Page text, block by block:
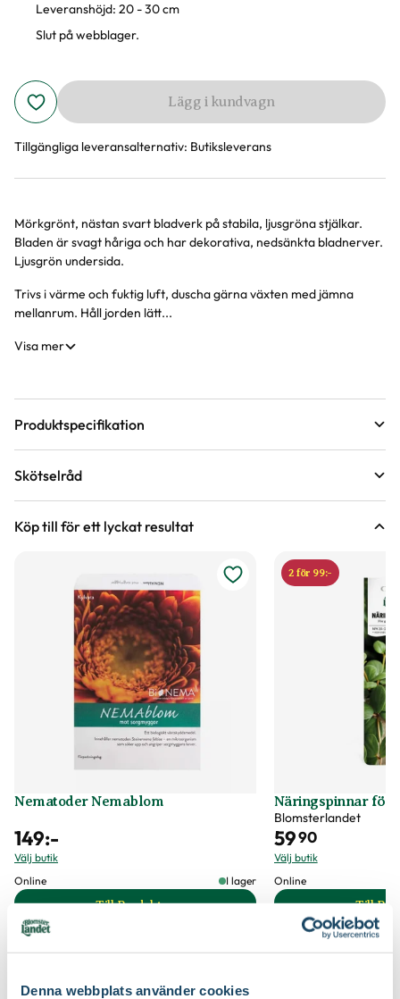
Denna webbplats använder cookies
Leveranshöjd: 20 - 30 cm
Slut på webblager.
Lägg i kundvagn
Tillgängliga leveransalternativ: Butiksleverans
Produktinformation
Mörkgrönt, nästan svart bladverk på stabila, ljusgröna stjälkar.
Bladen är svagt håriga och har dekorativa, nedsänkta bladnerver.
Ljusgrön undersida.
Trivs i värme och fuktig luft, duscha gärna växten med jämna
mellanrum. Håll jorden lätt...
Visa mer
Produktspecifikation
Krukstorlek
Hur vi mäter leveranshöjd på växter
Ljusgrön, Mörkgrön, Purpur
Certifiering MPS Vad betyder märkningen?
101744
Skötselråd
Läge Sol till halvskugga
Hur ska du vattna växten?
Jordprodukter Blomjord
Köp till för ett lyckat resultat
Nematoder Nemablom
149:-
Välj butik
Online
I lager
Till Produkten
till Nematoder Nemablom produktsida
2 för 99:-
Näringspinnar för
Blomsterlandet
5990
Välj butik
Online
Till